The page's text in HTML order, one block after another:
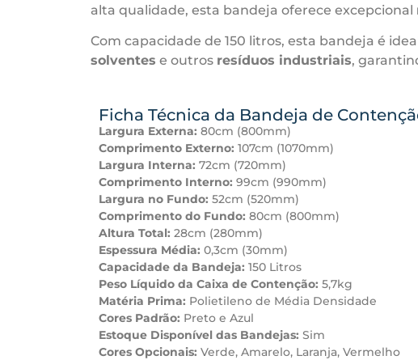
alta qualidade, esta bandeja oferece excepcional
Com capacidade de 150 litros, esta bandeja é
solventes e outros resíduos industriais,
Ficha Técnica da Bandeja de
Largura Externa: 80cm (800mm)
Comprimento Externo: 107cm (1070mm)
Largura Interna: 72cm (720mm)
Comprimento Interno: 99cm (990mm)
Largura no Fundo: 52cm (520mm)
Comprimento do Fundo: 80cm (800mm)
Altura Total: 28cm (280mm)
Espessura Média: 0,3cm (30mm)
Capacidade da Bandeja: 150 Litros
Peso Líquido da Caixa de Contenção: 5,7kg
Matéria Prima: Polietileno de Média Densidade
Cores Padrão: Preto e Azul
Estoque Disponível das Bandejas: Sim
Cores Opcionais: Verde, Amarelo, Laranja, Vermelho